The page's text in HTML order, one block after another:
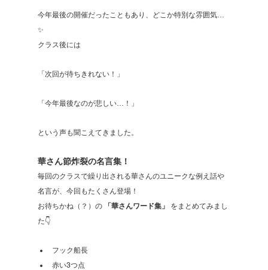
今年最後の開催だったこともあり、どこか特別な雰囲気…
✨
クラス後には
「次回が待ちきれない！」
「今年最後なのが悲しい…！」
という声も聞こえてきました。
華さん節炸裂の名言集！
毎回のクラスで繰り出される華さんのユニークな例え話や
名言が、今回もたくさん登場！
お待ちかね（？）の
「華さんワード集」
をまとめてみまし
た👇
フック船長
赤い3つ点